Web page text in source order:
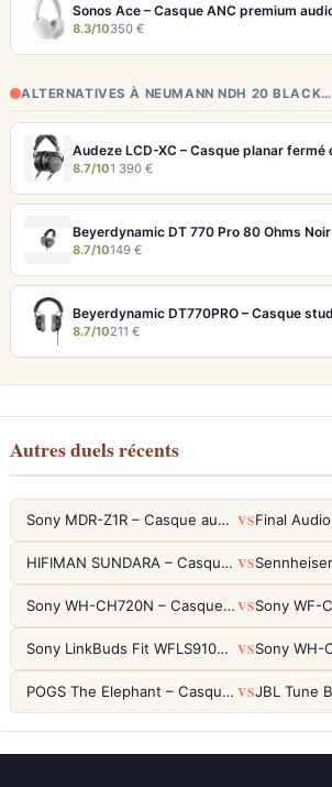
8.3/10350 €
ALTERNATIVES À NEUMANN NDH 20 BLACK…
8.7/101 390 €
8.7/10149 €
8.7/10211 €
Autres duels récents
Sony MDR-Z1R – Casque audiophile fermé haute résolution VS
HIFIMAN SUNDARA – Casque Planar Magnetic Ouvert Over-Ear Audiophile VS
Sony WH-CH720N – Casque ANC 35h, Ultra-léger (192g) avec Processeur V1 VS
Sony LinkBuds Fit WFLS910NW Blanc – Écouteurs Sport Ailes ANC VS
POGS The Elephant – Casque Filaire Enfants 85dB POGS-Safe™ (Éco-Responsable) VS